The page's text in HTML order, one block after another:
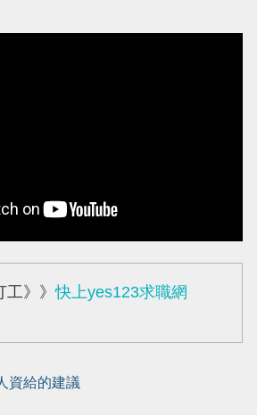
工》》快上yes123求職網
資給的建議